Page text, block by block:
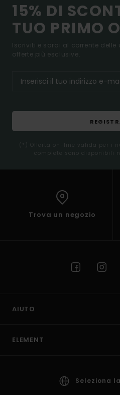
15% DI
TUO PRIMO
Iscriviti e sarai al corrente
offerte più esclusive.
(*) Offerta on-line valida per i
complete sono disponibili
Trova un negozio
AIUTO
ELEMENT
Seleziona